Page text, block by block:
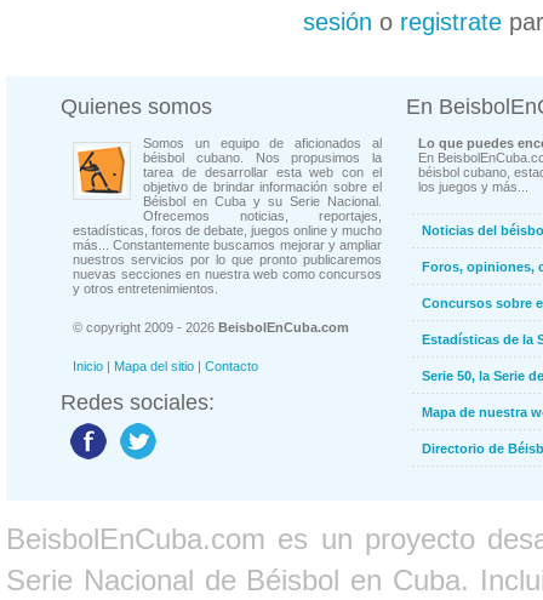
sesión o registrate
Quienes somos
Somos un equipo de aficionados al
béisbol cubano. Nos propusimos la
tarea de desarrollar esta web con el
objetivo de brindar información sobre el
Béisbol en Cuba y su Serie Nacional.
Ofrecemos noticias, reportajes,
estadísticas, foros de debate, juegos online y mucho
más... Constantemente buscamos mejorar y ampliar
nuestros servicios por lo que pronto publicaremos
nuevas secciones en nuestra web como concursos
y otros entretenimientos.
© copyright 2009 - 2026 BeisbolEnCuba.com
Inicio | Mapa del sitio | Contacto
Redes sociales:
En
Lo que puedes
En
béisbol cubano,
los juegos y más...
Noticias del
Foros, opiniones,
Concursos sobre
Estadísticas de la
Serie 50, la Serie
Mapa de nuestra
Directorio de
BeisbolEnCuba.com es un proyecto
Serie Nacional de Béisbol en Cuba.